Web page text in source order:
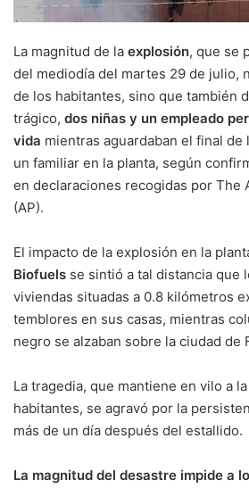
La magnitud de la explosión, que se
del mediodía del martes 29 de julio,
de los habitantes, sino que también
trágico, dos niñas y un empleado
vida mientras aguardaban el final de
un familiar en la planta, según
en declaraciones recogidas por The
(AP).
El impacto de la explosión en la
Biofuels se sintió a tal distancia que
viviendas situadas a 0.8 kilómetros
temblores en sus casas, mientras
negro se alzaban sobre la ciudad de
La tragedia, que mantiene en vilo a
habitantes, se agravó por la
más de un día después del estallido.
La magnitud del desastre impide a